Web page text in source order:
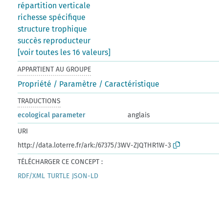
répartition verticale
richesse spécifique
structure trophique
succès reproducteur
[voir toutes les 16 valeurs]
APPARTIENT AU GROUPE
Propriété / Paramètre / Caractéristique
TRADUCTIONS
ecological parameter
anglais
URI
http://data.loterre.fr/ark:/67375/3WV-ZJQTHR1W-3
TÉLÉCHARGER CE CONCEPT :
RDF/XML TURTLE JSON-LD